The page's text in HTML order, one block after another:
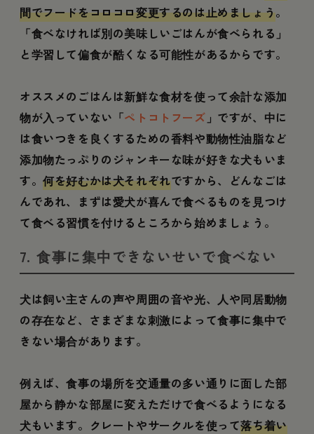
間でフードをコロコロ変更するのは止めましょう。
「食べなければ別の美味しいごはんが食べられる」
と学習して偏食が酷くなる可能性があるからです。
オススメのごはんは新鮮な食材を使って余計な添加
物が入っていない「ペトコトフーズ 」ですが、中に
は食いつきを良くするための香料や動物性油脂など
添加物たっぷりのジャンキーな味が好きな犬もいま
す。何を好むかは犬それぞれですから、どんなごは
んであれ、まずは愛犬が喜んで食べるものを見つけ
て食べる習慣を付けるところから始めましょう。
7. 食事に集中できないせいで食べない
犬は飼い主さんの声や周囲の音や光、人や同居動物
の存在など、さまざまな刺激によって食事に集中で
きない場合があります。
例えば、食事の場所を交通量の多い通りに面した部
屋から静かな部屋に変えただけで食べるようになる
犬もいます。クレートやサークルを使って落ち着い